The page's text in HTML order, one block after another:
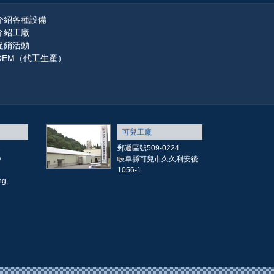
紹各種設備
紹工廠
銷活動
（代工生產）
可兒工廠
郵遞區號509-0224
岐阜縣可兒市久久利安後
1056-1